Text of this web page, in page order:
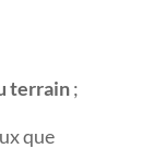
terrain;
que